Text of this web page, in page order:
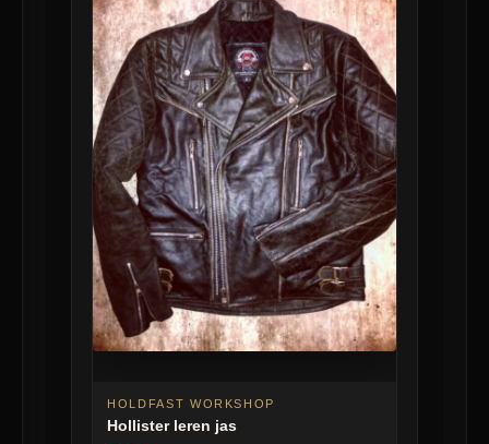
HOLDFAST WORKSHOP
Hollister leren jas